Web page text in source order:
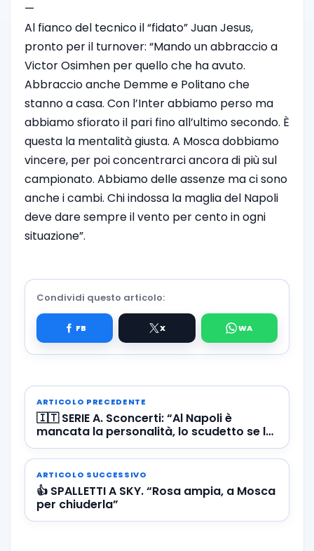
—
Al fianco del tecnico il “fidato” Juan Jesus,
pronto per il turnover: “Mando un abbraccio a
Victor Osimhen per quello che ha avuto.
Abbraccio anche Demme e Politano che
stanno a casa. Con l’Inter abbiamo perso ma
abbiamo sfiorato il pari fino all’ultimo secondo. È
questa la mentalità giusta. A Mosca dobbiamo
vincere, per poi concentrarci ancora di più sul
campionato. Abbiamo delle assenze ma ci sono
anche i cambi. Chi indossa la maglia del Napoli
deve dare sempre il vento per cento in ogni
situazione”.
Condividi questo articolo:
ARTICOLO PRECEDENTE
🇮🇹 SERIE A. Sconcerti: “Al Napoli è
mancata la personalità, lo scudetto se lo
giocano in tre”
ARTICOLO SUCCESSIVO
👍 SPALLETTI A SKY. “Rosa ampia, a Mosca
per chiuderla”